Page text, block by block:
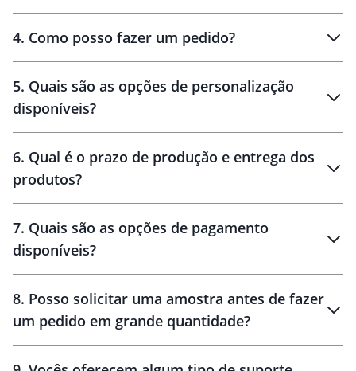
personalizados
brinde
personalização
4. Como posso fazer um pedido?
amostra virtual
5. Quais são as opções de personalização
disponíveis?
6. Qual é o prazo de produção e entrega dos
produtos?
10 dias
brinde
48 horas
7. Quais são as opções de pagamento
disponíveis?
8. Posso solicitar uma amostra antes de fazer
um pedido em grande quantidade?